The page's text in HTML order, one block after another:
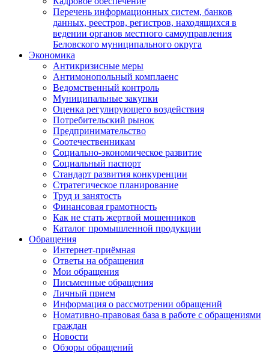
Перечень информационных систем, банков
данных, реестров, регистров, находящихся в
ведении органов местного самоуправления
Беловского муниципального округа
Экономика
Антикризисные меры
Антимонопольный комплаенс
Ведомственный контроль
Муниципальные закупки
Оценка регулирующего воздействия
Потребительский рынок
Предпринимательство
Соотечественникам
Социально-экономическое развитие
Социальный паспорт
Стандарт развития конкуренции
Стратегическое планирование
Труд и занятость
Финансовая грамотность
Как не стать жертвой мошенников
Каталог промышленной продукции
Обращения
Интернет-приёмная
Ответы на обращения
Мои обращения
Письменные обращения
Личный прием
Информация о рассмотрении обращений
Номативно-правовая база в работе с обращениями
граждан
Новости
Обзоры обращений